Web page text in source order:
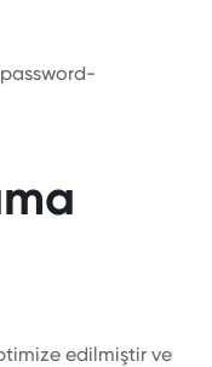
edilmiştir ve